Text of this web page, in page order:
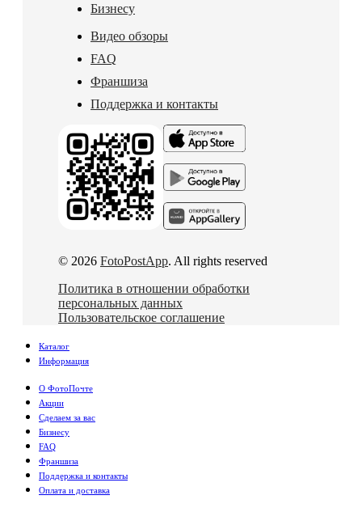
Бизнесу
Видео обзоры
FAQ
Франшиза
Поддержка и контакты
© 2026 FotoPostApp. All rights reserved
Политика в отношении обработки
персональных данных
Пользовательское соглашение
Каталог
Информация
О ФотоПочте
Акции
Сделаем за вас
Бизнесу
FAQ
Франшиза
Поддержка и контакты
Оплата и доставка